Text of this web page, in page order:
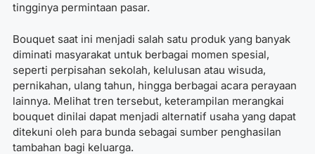
tingginya permintaan pasar.
Bouquet saat ini menjadi salah satu produk yang banyak
diminati masyarakat untuk berbagai momen spesial,
seperti perpisahan sekolah, kelulusan atau wisuda,
pernikahan, ulang tahun, hingga berbagai acara perayaan
lainnya. Melihat tren tersebut, keterampilan merangkai
bouquet dinilai dapat menjadi alternatif usaha yang dapat
ditekuni oleh para bunda sebagai sumber penghasilan
tambahan bagi keluarga.